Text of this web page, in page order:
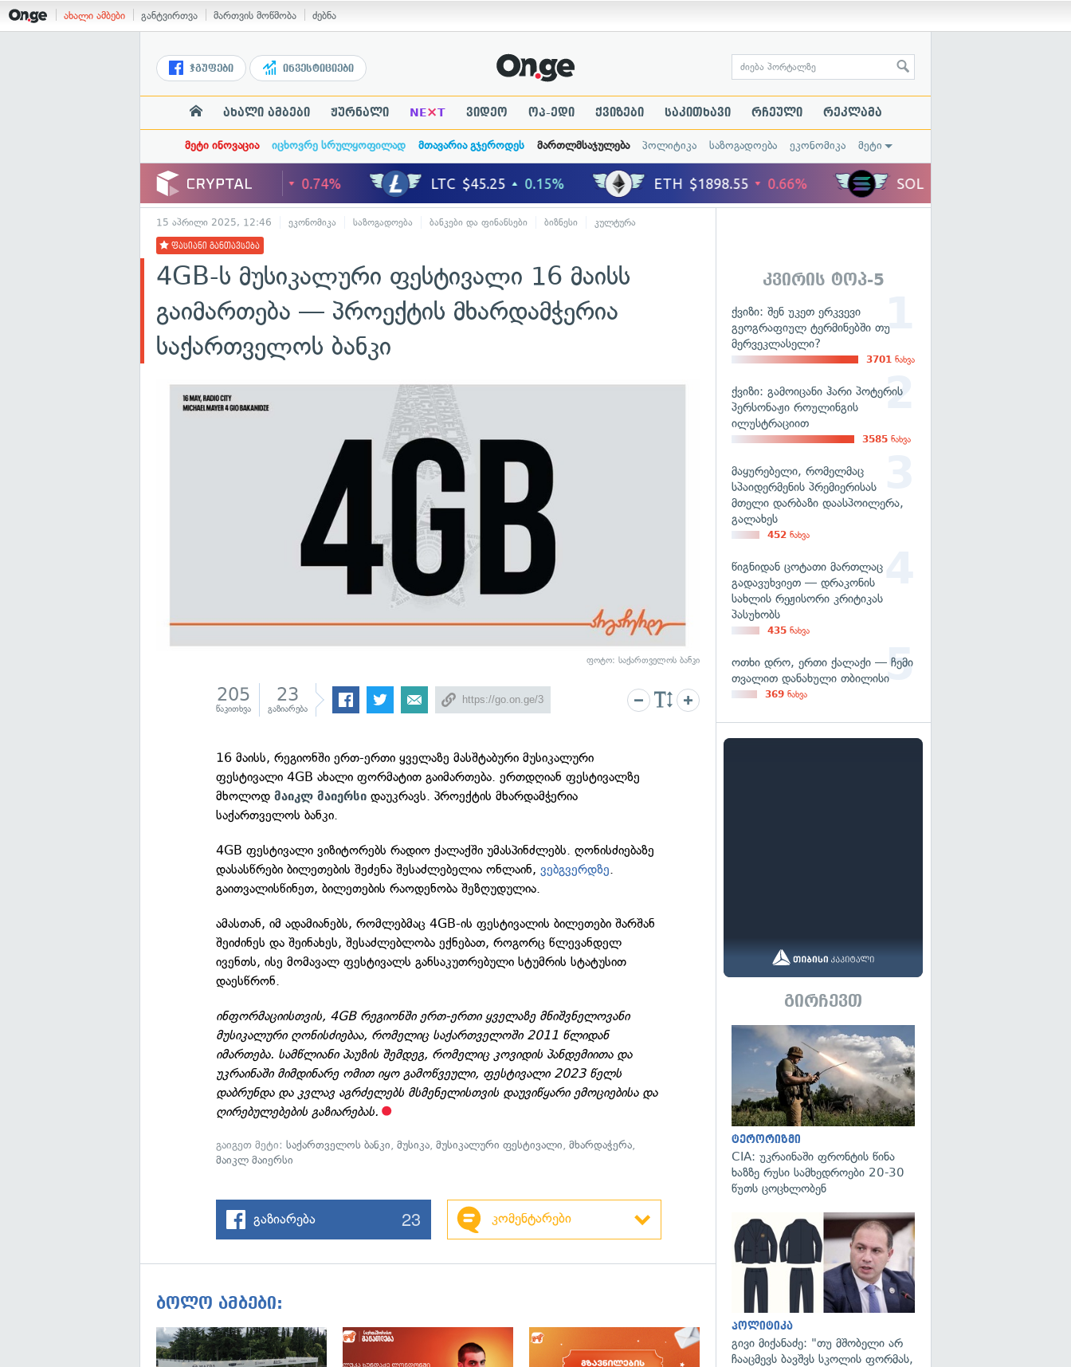
ახალი ამბები განტვირთვა მართვის მოწმობა ძებნა
ჯგუფები ინვესტიციები
ახალი ამბები ჟურნალი NE×T ვიდეო ოპ-ედი ქვიზები საკითხავი რჩეული რეკლამა
მეტი ინოვაცია იცხოვრე სრულყოფილად მთავარია გჯეროდეს მართლმსაჯულება პოლიტიკა საზოგადოება ეკონომიკა მეტი
15 აპრილი 2025, 12:46 ეკონომიკა საზოგადოება ბანკები და ფინანსები ბიზნესი კულტურა
ფასიანი განთავსება
4GB-ს მუსიკალური ფესტივალი 16 მაისს
გაიმართება — პროექტის მხარდამჭერია
საქართველოს ბანკი
ფოტო: საქართველოს ბანკი
205
წაკითხვა
23
გაზიარება
16 მაისს, რეგიონში ერთ-ერთი ყველაზე მასშტაბური მუსიკალური
ფესტივალი 4GB ახალი ფორმატით გაიმართება. ერთდღიან ფესტივალზე
მხოლოდმაიკლ მაიერსი დაუკრავს. პროექტის მხარდამჭერია
საქართველოს ბანკი.
4GB ფესტივალი ვიზიტორებს რადიო ქალაქში უმასპინძლებს. ღონისძიებაზე
დასასწრები ბილეთების შეძენა შესაძლებელია ონლაინ,ვებგვერდზე.
გაითვალისწინეთ, ბილეთების რაოდენობა შეზღუდულია.
ამასთან, იმ ადამიანებს, რომლებმაც 4GB-ის ფესტივალის ბილეთები შარშან
შეიძინეს და შეინახეს, შესაძლებლობა ექნებათ, როგორც წლევანდელ
ივენთს, ისე მომავალ ფესტივალს განსაკუთრებული სტუმრის სტატუსით
დაესწრონ.
ინფორმაციისთვის, 4GB რეგიონში ერთ-ერთი ყველაზე მნიშვნელოვანი
მუსიკალური ღონისძიებაა, რომელიც საქართველოში 2011 წლიდან
იმართება. სამწლიანი პაუზის შემდეგ, რომელიც კოვიდის პანდემიითა და
უკრაინაში მიმდინარე ომით იყო გამოწვეული, ფესტივალი 2023 წელს
დაბრუნდა და კვლავ აგრძელებს მსმენელისთვის დაუვიწყარი ემოციებისა და
ღირებულებების გაზიარებას.
გაიგეთ მეტი:საქართველოს ბანკი,მუსიკა,მუსიკალური ფესტივალი,მხარდაჭერა,
მაიკლ მაიერსი
გაზიარება 23 კომენტარები
ბოლო ამბები:
კვირის ტოპ-5
ქვიზი: შენ უკეთ ერკვევი
გეოგრაფიულ ტერმინებში თუ
მერვეკლასელი?
3701 ნახვა
ქვიზი: გამოიცანი ჰარი პოტერის
პერსონაჟი როულინგის
ილუსტრაციით
3585 ნახვა
მაყურებელი, რომელმაც
სპაიდერმენის პრემიერისას
მთელი დარბაზი დაასპოილერა,
გალახეს
452 ნახვა
წიგნიდან ცოტათი მართლაც
გადავუხვიეთ — დრაკონის
სახლის რეჟისორი კრიტიკას
პასუხობს
435 ნახვა
ოთხი დრო, ერთი ქალაქი — ჩემი
თვალით დანახული თბილისი
369 ნახვა
გირჩევთ
ტერორიზმი
CIA: უკრაინაში ფრონტის წინა
ხაზზე რუსი სამხედროები 20-30
წუთს ცოცხლობენ
პოლიტიკა
გივი მიქანაძე: "თუ მშობელი არ
ჩააცმევს ბავშვს სკოლის ფორმას,